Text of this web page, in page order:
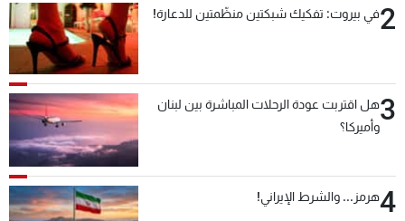
2في بيروت: تفكيك شبكتين منظّمتين للدعارة!
3هل اقتربت عودة الرحلات المباشرة بين لبنان
وأميركا؟
4هرمز... والشرط الإيراني!